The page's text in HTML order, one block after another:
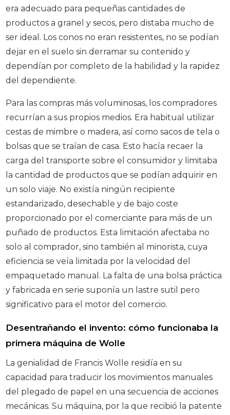
era adecuado para pequeñas cantidades de
productos a granel y secos, pero distaba mucho de
ser ideal. Los conos no eran resistentes, no se podían
dejar en el suelo sin derramar su contenido y
dependían por completo de la habilidad y la rapidez
del dependiente.
Para las compras más voluminosas, los compradores
recurrían a sus propios medios. Era habitual utilizar
cestas de mimbre o madera, así como sacos de tela o
bolsas que se traían de casa. Esto hacía recaer la
carga del transporte sobre el consumidor y limitaba
la cantidad de productos que se podían adquirir en
un solo viaje. No existía ningún recipiente
estandarizado, desechable y de bajo coste
proporcionado por el comerciante para más de un
puñado de productos. Esta limitación afectaba no
solo al comprador, sino también al minorista, cuya
eficiencia se veía limitada por la velocidad del
empaquetado manual. La falta de una bolsa práctica
y fabricada en serie suponía un lastre sutil pero
significativo para el motor del comercio.
Desentrañando el invento: cómo funcionaba la
primera máquina de Wolle
La genialidad de Francis Wolle residía en su
capacidad para traducir los movimientos manuales
del plegado de papel en una secuencia de acciones
mecánicas. Su máquina, por la que recibió la patente